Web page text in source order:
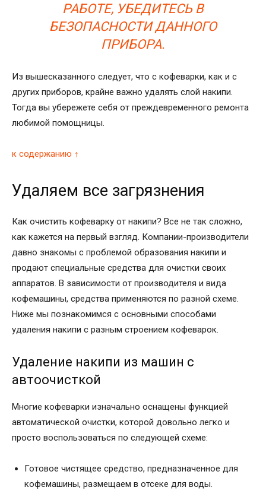
РАБОТЕ, УБЕДИТЕСЬ В
БЕЗОПАСНОСТИ ДАННОГО
ПРИБОРА.
Из вышесказанного следует, что с кофеварки, как и с
других приборов, крайне важно удалять слой накипи.
Тогда вы убережете себя от преждевременного ремонта
любимой помощницы.
к содержанию ↑
Удаляем все загрязнения
Как очистить кофеварку от накипи? Все не так сложно,
как кажется на первый взгляд. Компании-производители
давно знакомы с проблемой образования накипи и
продают специальные средства для очистки своих
аппаратов. В зависимости от производителя и вида
кофемашины, средства применяются по разной схеме.
Ниже мы познакомимся с основными способами
удаления накипи с разным строением кофеварок.
Удаление накипи из машин с
автоочисткой
Многие кофеварки изначально оснащены функцией
автоматической очистки, которой довольно легко и
просто воспользоваться по следующей схеме:
Готовое чистящее средство, предназначенное для
кофемашины, размещаем в отсеке для воды.